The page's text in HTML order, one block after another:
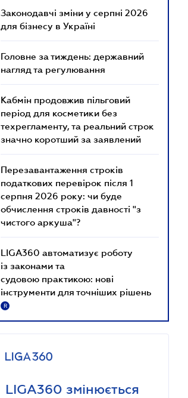
Законодавчі зміни у серпні 2026
для бізнесу в Україні
Головне за тиждень: державний
нагляд та регулювання
Кабмін продовжив пільговий
період для косметики без
техрегламенту, та реальний строк
значно коротший за заявлений
Перезавантаження строків
податкових перевірок після 1
серпня 2026 року: чи буде
обчислення строків давності "з
чистого аркуша"?
LIGA360 автоматизує роботу
із законами та
судовою практикою: нові
інструменти для точніших рішень
R
LIGA360 змінюється